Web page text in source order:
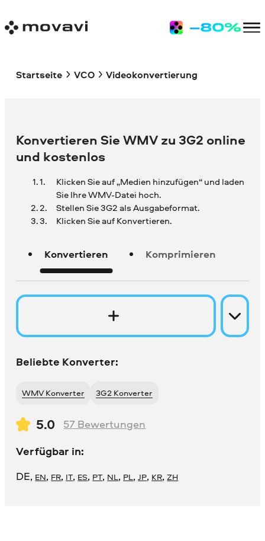
Startseite VCO Videokonvertierung
Konvertieren Sie WMV zu 3G2 online
und kostenlos
Klicken Sie auf „Medien hinzufügen“ und laden
Sie IhreWMV-Datei hoch.
Stellen Sie 3G2 als Ausgabeformat.
Klicken Sie auf Konvertieren.
Konvertieren Komprimieren
Beliebte Konverter:
WMV Konverter 3G2 Konverter
5.0 57 Bewertungen
Verfügbar in:
DE, EN, FR, IT, ES, PT, NL, PL,JP, KR,ZH